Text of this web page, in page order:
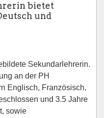
bietet
und
Sekundarlehrerin.
an der PH
Englisch, Französisch,
und 3.5 Jahre
sowie